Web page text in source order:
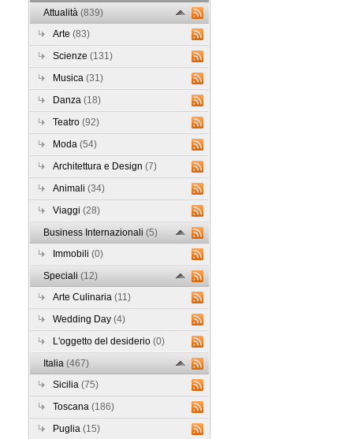
Attualità(839)
Arte(83)
Scienze(131)
Musica(31)
Danza(18)
Teatro(92)
Moda(54)
Architettura e Design(7)
Animali(34)
Viaggi(28)
Business Internazionali(5)
Immobili(0)
Speciali(12)
Arte Culinaria(11)
Wedding Day(4)
L'oggetto del desiderio(0)
Italia(467)
Sicilia(75)
Toscana(186)
Puglia(15)